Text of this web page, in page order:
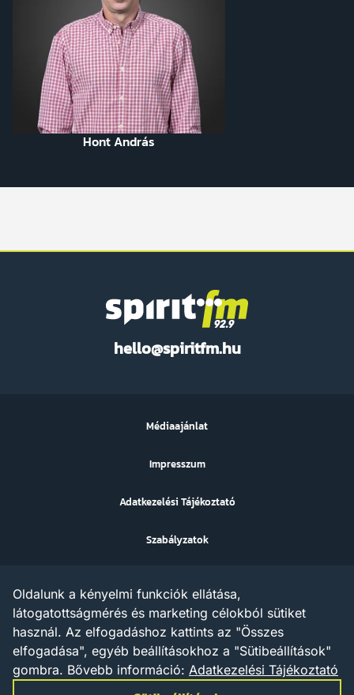
Hont András
hello@spiritfm.hu
FM
Az ezen a weboldalon megjelenő szövegek, grafikák, képek,
hangfelvételek, video anyagok vagy egyéb tartalmak szerzői jogi
védelem alatt állnak.
Az X AND A Kft. minden jogot fenntart a tartalommal
kapcsolatosan, beleértve a tartalom szöveg- és adatbányászat
céljára való felhasználását is – a szerzői jogról szóló 1999. évi
Médiaajánlat
Impresszum
Adatkezelési Tájékoztató
Szabályzatok
Oldalunk a kényelmi funkciók ellátása,
látogatottságmérés és marketing célokból sütiket
használ. Az elfogadáshoz kattints az "Összes
elfogadása", egyéb beállításokhoz a "Sütibeállítások"
gombra. Bővebb információ: Adatkezelési Tájékoztató